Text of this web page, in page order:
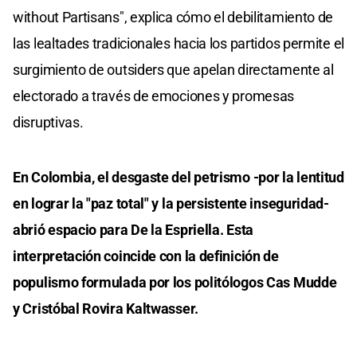
without Partisans", explica cómo el debilitamiento de
las lealtades tradicionales hacia los partidos permite el
surgimiento de outsiders que apelan directamente al
electorado a través de emociones y promesas
disruptivas.
En Colombia, el desgaste del petrismo -por la lentitud
en lograr la "paz total" y la persistente inseguridad-
abrió espacio para De la Espriella. Esta
interpretación coincide con la definición de
populismo formulada por los politólogos Cas Mudde
y Cristóbal Rovira Kaltwasser.